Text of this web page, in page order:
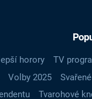
horory TV
Volby 2025
Tvarohové